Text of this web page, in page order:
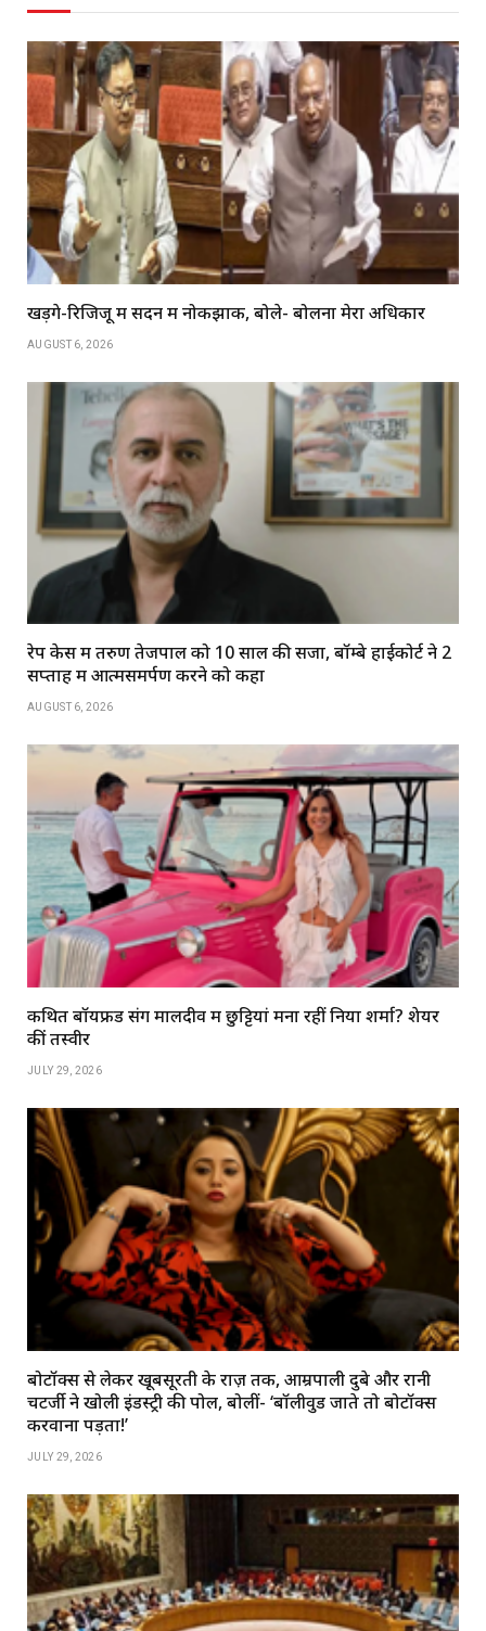
खड़गे-रिजिजू में सदन में नोकझोंक, बोले- बोलना मेरा अधिकार
AUGUST 6, 2026
रेप केस में तरुण तेजपाल को 10 साल की सजा, बॉम्बे हाईकोर्ट ने 2
सप्ताह में आत्मसमर्पण करने को कहा
AUGUST 6, 2026
कथित बॉयफ्रेंड संग मालदीव में छुट्टियां मना रहीं निया शर्मा? शेयर
कीं तस्वीरें
JULY 29, 2026
बोटॉक्स से लेकर खूबसूरती के राज़ तक, आम्रपाली दुबे और रानी
चटर्जी ने खोली इंडस्ट्री की पोल, बोलीं- ‘बॉलीवुड जाते तो बोटॉक्स
करवाना पड़ता!’
JULY 29, 2026